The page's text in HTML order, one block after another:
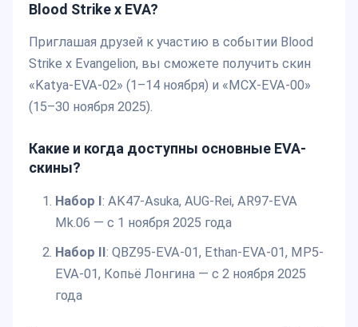
Blood Strike x EVA?
Приглашая друзей к участию в событии Blood
Strike x Evangelion, вы сможете получить скин
«Katya-EVA-02» (1–14 ноября) и «MCX-EVA-00»
(15–30 ноября 2025).
Какие и когда доступны основные EVA-
скины?
Набор I: AK47-Asuka, AUG-Rei, AR97-EVA
Mk.06 — с 1 ноября 2025 года
Набор II: QBZ95-EVA-01, Ethan-EVA-01, MP5-
EVA-01, Копьё Лонгина — с 2 ноября 2025
года